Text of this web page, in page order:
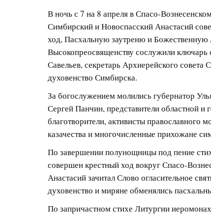
В ночь с 7 на 8 апреля в Спасо-
Симбирский и Новоспасский Анастасий
ход, Пасхальную заутреню и Божественную
Высокопреосвященству сослужили
Савельев, секретарь Архиерейского
духовенство Симбирска.
За богослужением молились губернатор
Сергей Панчин, представители областной
благотворители, активисты православного
казачества и многочисленные прихожане
По завершении полунощницы под пение
совершен крестный ход вокруг Спасо-
Анастасий зачитал Слово огласительное
духовенство и миряне обменялись
По запричастном стихе Литургии